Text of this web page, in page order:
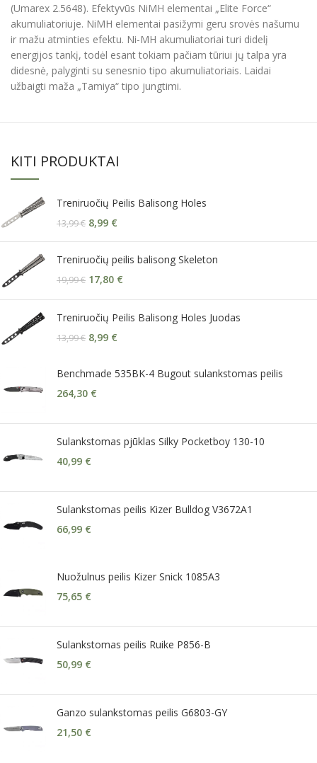
(Umarex 2.5648). Efektyvūs NiMH elementai „Elite Force“
akumuliatoriuje. NiMH elementai pasižymi geru srovės našumu
ir mažu atminties efektu. Ni-MH akumuliatoriai turi didelį
energijos tankį, todėl esant tokiam pačiam tūriui jų talpa yra
didesnė, palyginti su senesnio tipo akumuliatoriais. Laidai
užbaigti maža „Tamiya“ tipo jungtimi.
KITI PRODUKTAI
Treniruočių Peilis Balisong Holes
13,99€ 8,99 €
Treniruočių peilis balisong Skeleton
19,99€ 17,80 €
Treniruočių Peilis Balisong Holes Juodas
13,99€ 8,99 €
Benchmade 535BK-4 Bugout sulankstomas peilis
264,30 €
Sulankstomas pjūklas Silky Pocketboy 130-10
40,99 €
Sulankstomas peilis Kizer Bulldog V3672A1
66,99 €
Nuožulnus peilis Kizer Snick 1085A3
75,65 €
Sulankstomas peilis Ruike P856-B
50,99 €
Ganzo sulankstomas peilis G6803-GY
21,50 €